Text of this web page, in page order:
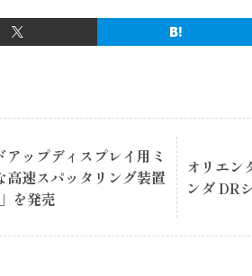
ップディスプレイ用ミ
高速スパッタリング装置
を発売
オリエン
ンダ DR